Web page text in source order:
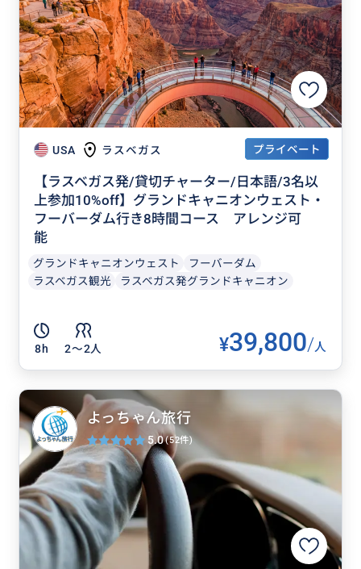
USA ラスベガス プライベート
【ラスベガス発/貸切チャーター/日本語/3名以
上参加10%off】グランドキャニオンウェスト・
フーバーダム行き8時間コース アレンジ可
能
グランドキャニオンウェスト
フーバーダム
ラスベガス観光
ラスベガス発グランドキャニオン
8h 2〜2人 ¥39,800/人
よっちゃん旅行
5.0(52件)